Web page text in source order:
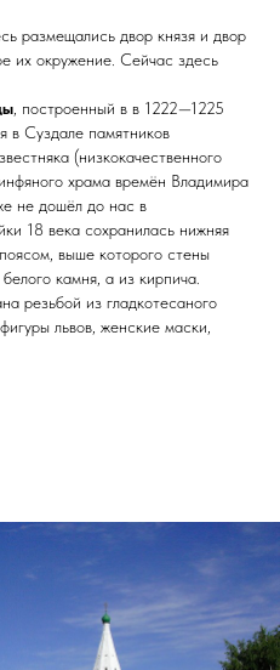
размещались двор князя и двор
их окружение. Сейчас здесь
, построенный в в 1222—1225
в Суздале памятников
(низкокачественного
храма времён Владимира
не дошёл до нас в
18 века сохранилась нижняя
выше которого стены
камня, а из кирпича.
резьбой из гладкотесаного
львов, женские маски,